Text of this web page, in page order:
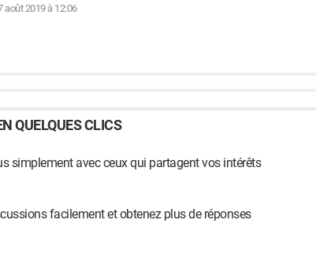
août 2019 à 12:06
QUELQUES CLICS
simplement avec ceux qui partagent vos intérêts
facilement et obtenez plus de réponses